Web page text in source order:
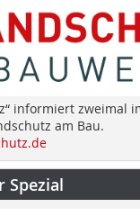
informiert zweimal
am Bau.
Spezial